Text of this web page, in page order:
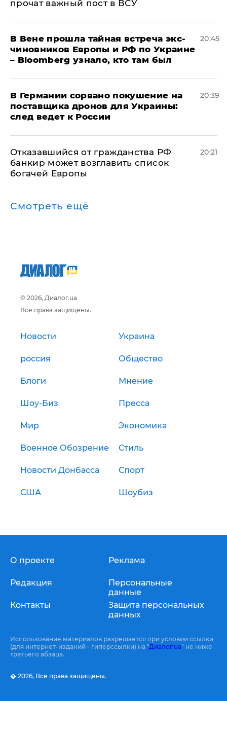
прочат важный пост в ВСУ
В Вене прошла тайная встреча экс-
чиновников Европы и РФ по Украине
– Bloomberg узнало, кто там был
20:45
​В Германии сорвано покушение на
поставщика дронов для Украины:
след ведет к России
20:39
Отказавшийся от гражданства РФ
банкир может возглавить список
богачей Европы
20:21
Смотреть ещё
© 2026, Диалог.ua
Все права защищены.
Новости Украина
россия Общество
Блоги Мнение
Шоу-Биз Пресса
Мир Экономика
Военное Обозрение Стиль
Новости Донбасса Спорт
США Шоубиз
О проекте
Редакция
Контакты
Реклама
Персональные
данные
Защита персональных
данных
Использование материалов разрешается при условии ссылки
(для интернет-изданий - гиперссылки) на "Диалог.ua" не ниже
третьего абзаца.
� 2026, Все права защищены.